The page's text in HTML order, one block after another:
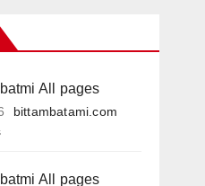
All pages
bittambatami.com
All pages